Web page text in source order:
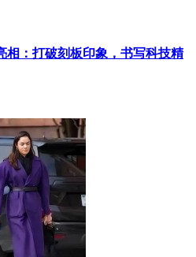
相：打破刻板印象，书写科技精